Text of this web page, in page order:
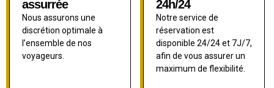
assurrée
Nous assurons une
discrétion optimale à
l’ensemble de nos
voyageurs.
24h/24
Notre service de
réservation est
disponible 24/24 et 7J/7,
afin de vous assurer un
maximum de flexibilité.